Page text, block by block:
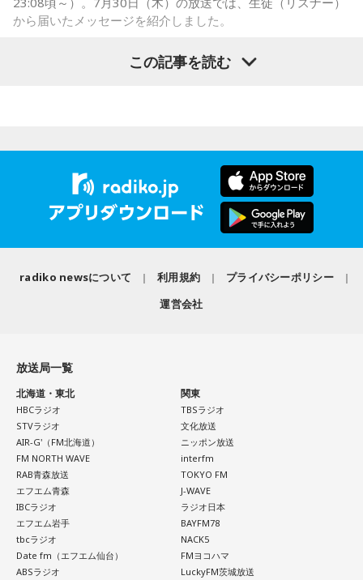
いう。
今回の訪問を通じて、馬が競技や競走だけではなく、さまざ
まな形で人を支える存在であることを改めて感じた菅井。
から届いたメッセージを紹介しました。
した！ 偶然にも遥香先生と髪型がお揃いで、それだけでもす
ごくうれしかったし、かわいい遥香先生も、かっこいい遥香
先生もたくさん観ることができて、大満足のライブでした！
アンコールのときに披露していた『551蓬莱』のCMのモノマ
ネも関西ならではで、私も昔から観ていたので、とても楽し
い！ ずっとずっと大好きです！」（兵庫県 20歳）
◆「真夏の全国ツアー2026」大阪公演裏話
してみたんです。それがリスナーちゃんも意図せずというか
私も生まれたところが大阪なので、大阪でのライブは特別な
んですよ。家族や親戚も観に来てくれていて、それもうれし
かったから頑張れたし、「551」も食べたし（笑）。あと、
たこ焼きも「りくろーおじさんの店」のチーズケーキも食べ
た！
それに、いつも大阪でライブをするとき、私の親戚の皆さん
がぶどうの差し入れをしてくれるの。それも食べた！ メンバ
ーのみんながめちゃくちゃ喜んでくれて、楽しかったな～！
この記事を読む
radiko newsについて 利用規約
プライバシーポリシー
運営会社
放送局一覧
北海道・東北
HBCラジオ
STVラジオ
AIR-G'（FM北海道）
FM NORTH WAVE
RAB青森放送
エフエム青森
IBCラジオ
エフエム岩手
tbcラジオ
Date fm（エフエム仙台）
ABSラジオ
関東
TBSラジオ
文化放送
ニッポン放送
interfm
TOKYO FM
J-WAVE
ラジオ日本
BAYFM78
NACK5
FMヨコハマ
LuckyFM茨城放送